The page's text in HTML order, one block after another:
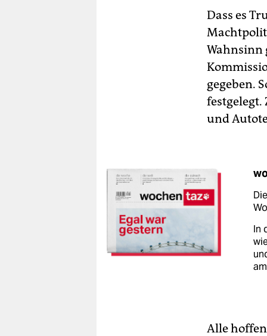
Dass es
Wahnsinn
gegeben.
festgelegt.
und
In
Alle